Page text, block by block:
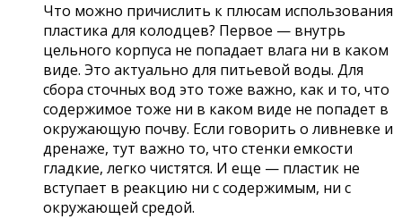
Что можно причислить к плюсам использования
пластика для колодцев? Первое — внутрь
цельного корпуса не попадает влага ни в каком
виде. Это актуально для питьевой воды. Для
сбора сточных вод это тоже важно, как и то, что
содержимое тоже ни в каком виде не попадет в
окружающую почву. Если говорить о ливневке и
дренаже, тут важно то, что стенки емкости
гладкие, легко чистятся. И еще — пластик не
вступает в реакцию ни с содержимым, ни с
окружающей средой.